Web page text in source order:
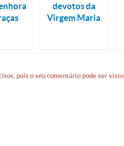
devotos da
Virgem Maria
pois o seu comentário pode ser visto